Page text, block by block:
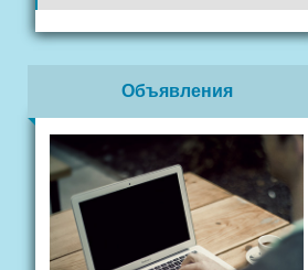
Объявления